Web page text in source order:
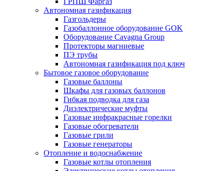
Автономная газификация
Газгольдеры
Газобаллонное оборудование GOK
Оборудование Cavagna Group
Протекторы магниевые
ПЭ трубы
Автономная газификация под ключ
Бытовое газовое оборудование
Газовые баллоны
Шкафы для газовых баллонов
Гибкая подводка для газа
Диэлектрические муфты
Газовые инфракрасные горелки
Газовые обогреватели
Газовые грили
Газовые генераторы
Отопление и водоснабжение
Газовые котлы отопления